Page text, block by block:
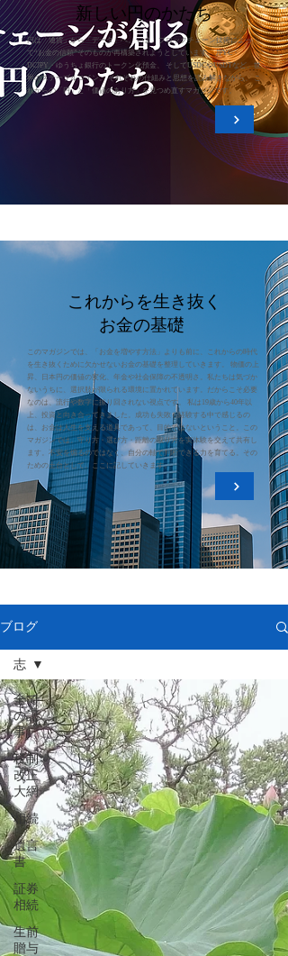
新しい円のかたち
円は「通貨」から「データ」へ。 いま、ブロックチェーン技術によっ
て“お金の信頼”そのものが再構築されようとしています。 JPYC・
DCJPY・ゆうちょ銀行のトークン化預金、 そしてUSDCやUSDTなど、世
界のステーブルコイン。 それぞれの仕組みと思想を読み解きながら、 こ
れからの「円」と「価値のあり方」を見つめ直すマガジンです。
これからを生き抜く
お金の基礎
このマガジンでは、「お金を増やす方法」よりも前に、これからの時代
を生き抜くために欠かせないお金の基礎を整理していきます。 物価の上
昇、日本円の価値の変化、年金や社会保障の不透明さ。私たちは気づか
ないうちに、選択肢が限られる環境に置かれています。だからこそ必要
なのは、流行や数字に振り回されない視点です。 私は19歳から40年以
上、投資と向き合ってきました。成功も失敗も経験する中で感じるの
は、お金は人生を支える道具であって、目的ではないということ。この
マガジンでは、守り方・選び方・距離の取り方を実体験を交えて共有し
ます。不安を煽るのではなく、自分の軸で判断できる力を育てる。その
ための土台として、ここに記していきます。
ブログ
全て
の記
事
税制
改正
大網
相続
遺言
書
証券
相続
生前
贈与
志